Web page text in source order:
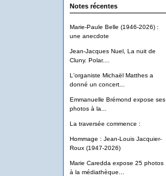
Notes récentes
Marie-Paule Belle (1946-2026) :
une anecdote
Jean-Jacques Nuel, La nuit de
Cluny. Polar....
L'organiste Michaël Matthes a
donné un concert...
Emmanuelle Brémond expose ses
photos à la...
La traversée commence :
Hommage : Jean-Louis Jacquier-
Roux (1947-2026)
Marie Caredda expose 25 photos
à la médiathèque...